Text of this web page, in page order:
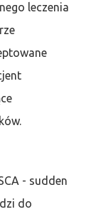
leczenia
- sudden
do